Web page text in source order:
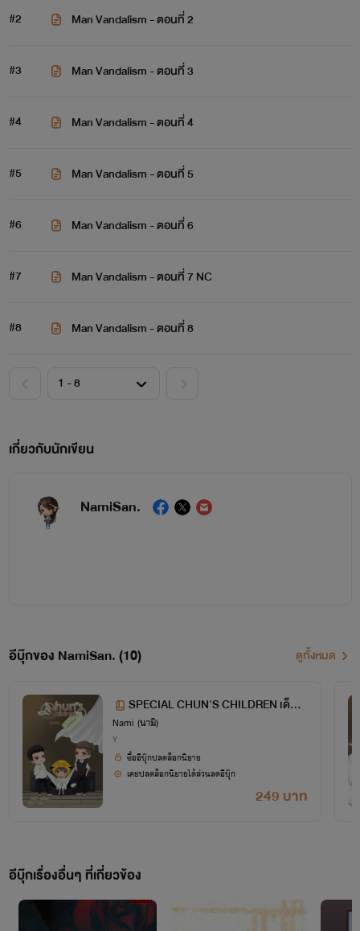
#2 Man Vandalism - ตอนที่ 2
#3 Man Vandalism - ตอนที่ 3
#4 Man Vandalism - ตอนที่ 4
#5 Man Vandalism - ตอนที่ 5
#6 Man Vandalism - ตอนที่ 6
#7 Man Vandalism - ตอนที่ 7 NC
#8 Man Vandalism - ตอนที่ 8
เกี่ยวกับนักเขียน
NamiSan.
Welco m
ยินดีต้อนรับสู่ครอบครัว
นามิ
อีบุ๊กของ NamiSan. (10) ดูทั้งหมด
SPECIAL CHUN'S CHILDREN เด็กข
องชุน [มาเฟีย MPREG]
Nami (นามิ)
Y
249 บาท
ซื้ออีบุ๊กปลดล็อกนิยาย
เคยปลดล็อกนิยายได้ส่วนลดอีบุ๊ก
อีบุ๊กเรื่องอื่นๆ ที่เกี่ยวข้อง